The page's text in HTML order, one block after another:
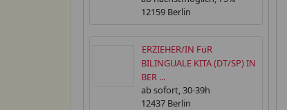
12159 Berlin
ERZIEHER/IN FüR
BILINGUALE KITA (DT/SP) IN
BER ...
ab sofort, 30-39h
12437 Berlin